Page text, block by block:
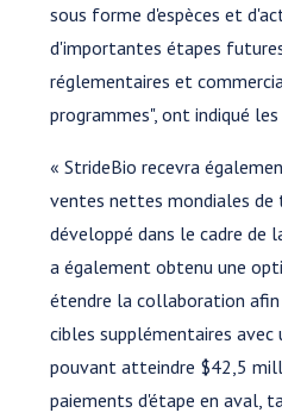
sous forme d'espèces et
d'importantes étapes
réglementaires et
programmes", ont indiqué
« StrideBio recevra
ventes nettes mondiales
développé dans le cadre de
a également obtenu une
étendre la collaboration
cibles supplémentaires
pouvant atteindre $42,5
paiements d'étape en aval,